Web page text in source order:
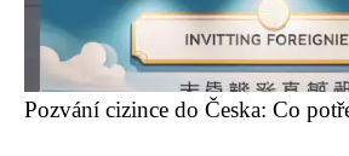
Pozvání cizince do Česka: Co